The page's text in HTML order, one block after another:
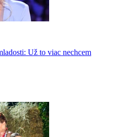
Už to viac nechcem